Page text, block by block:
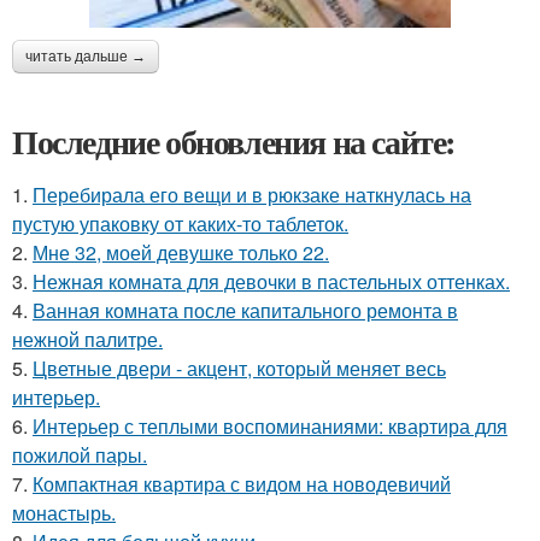
читать дальше →
Последние обновления на сайте:
1. Перебирала его вещи и в рюкзаке наткнулась на
пустую упаковку от каких-то таблеток.
2. Мне 32, моей девушке только 22.
3. Нежная комната для девочки в пастельных оттенках.
4. Ванная комната после капитального ремонта в
нежной палитре.
5. Цветные двери - акцент, который меняет весь
интерьер.
6. Интерьер с теплыми воспоминаниями: квартира для
пожилой пары.
7. Компактная квартира с видом на новодевичий
монастырь.